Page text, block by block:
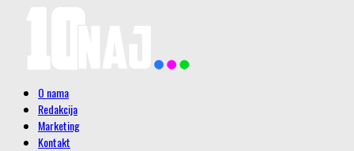
O nama
Redakcija
Marketing
Kontakt